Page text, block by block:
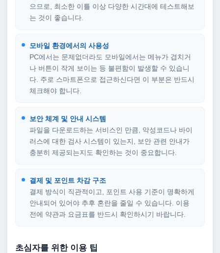
으므로, 최소한 이틀 이상 다양한 시간대에 테스트해보
는 것이 좋습니다.
모바일 환경에서의 사용성
PC에서는 문제없더라도 모바일에서는 메뉴가 겹치거
나 버튼이 작게 보이는 등 불편함이 발생할 수 있습니
다. 주로 스마트폰으로 접근하신다면 이 부분은 반드시
체크해야 합니다.
보안 체계 및 안내 시스템
파일을 다운로드하는 서비스인 만큼, 악성코드나 바이
러스에 대한 검사 시스템이 있는지, 보안 관련 안내가
충분히 제공되는지도 확인하는 것이 중요합니다.
결제 및 포인트 차감 구조
결제 방식이 직관적이고, 포인트 사용 기준이 명확하게
안내되어 있어야 추후 혼란을 줄일 수 있습니다. 이용
전에 약관과 요금표를 반드시 확인하시기 바랍니다.
초심자를 위한 이용 팁